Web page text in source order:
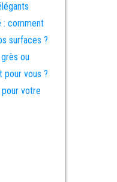
: comment
surfaces ?
ou
pour vous ?
votre